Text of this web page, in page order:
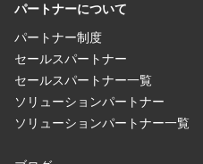
パートナーについて
パートナー制度
セールスパートナー
セールスパートナー一覧
ソリューションパートナー
ソリューションパートナー一覧